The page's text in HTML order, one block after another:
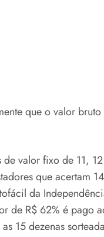
que o valor
valor fixo de 11,
que acertam
da
de R$ 62% é pago
15 dezenas